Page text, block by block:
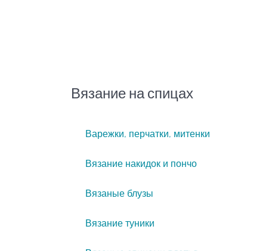
Вязание на спицах
Варежки, перчатки, митенки
Вязание накидок и пончо
Вязаные блузы
Вязание туники